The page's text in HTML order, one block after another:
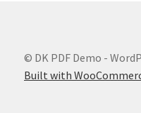
© DK PDF Demo -
Built with